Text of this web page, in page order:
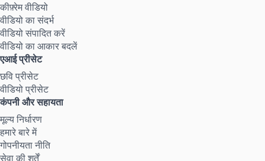
कीफ़्रेम वीडियो
वीडियो का संदर्भ
वीडियो संपादित करें
वीडियो का आकार बदलें
एआई प्रीसेट
छवि प्रीसेट
वीडियो प्रीसेट
कंपनी और सहायता
मूल्य निर्धारण
हमारे बारे में
गोपनीयता नीति
सेवा की शर्तें